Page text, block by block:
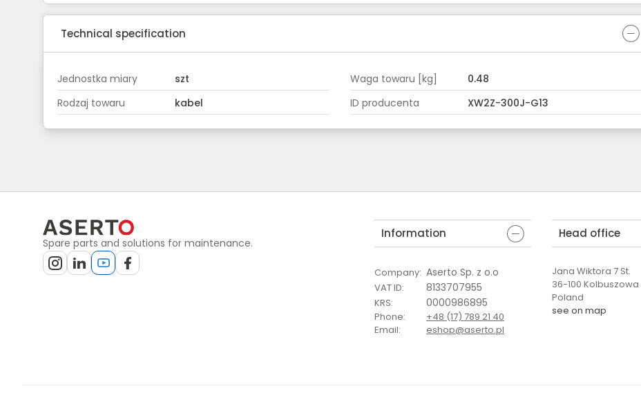
Technical specification
Jednostka miary szt Waga towaru [kg]
0.48
Rodzaj towaru
kabel ID producenta XW2Z-300J-G13
Spare parts and solutions for maintenance.
Information
Company: Aserto Sp. z o.o
VAT ID: 8133707955
KRS: 0000986895
Phone:
+48 (17) 789 21 40
Email: eshop@aserto.pl
Head office
Jana Wiktora 7 St.
36-100 Kolbuszowa
Poland
see on map